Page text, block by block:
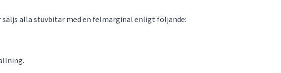
alla stuvbitar med en felmarginal enligt följande: